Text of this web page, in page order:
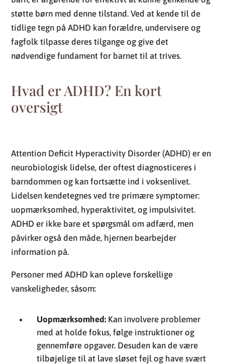
støtte børn med denne tilstand. Ved at kende til de
tidlige tegn på ADHD kan forældre, undervisere og
fagfolk tilpasse deres tilgange og give det
nødvendige fundament for barnet til at trives.
Hvad er ADHD? En kort
oversigt
Attention Deficit Hyperactivity Disorder (ADHD) er en
neurobiologisk lidelse, der oftest diagnosticeres i
barndommen og kan fortsætte ind i voksenlivet.
Lidelsen kendetegnes ved tre primære symptomer:
uopmærksomhed, hyperaktivitet, og impulsivitet.
ADHD er ikke bare et spørgsmål om adfærd, men
påvirker også den måde, hjernen bearbejder
information på.
Personer med ADHD kan opleve forskellige
vanskeligheder, såsom:
Uopmærksomhed: Kan involvere problemer
med at holde fokus, følge instruktioner og
gennemføre opgaver. Desuden kan de være
tilbøjelige til at lave sløset fejl og have svært